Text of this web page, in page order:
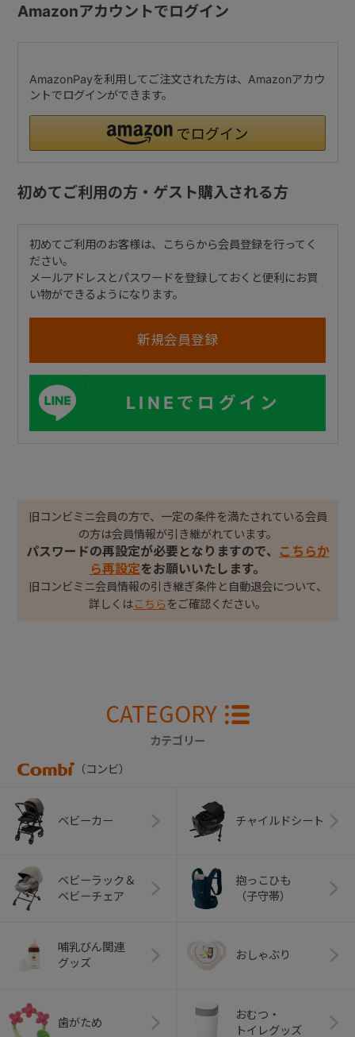
Amazonアカウントでログイン
AmazonPayを利用してご注文された方は、Amazonアカウ
ントでログインができます。
初めてご利用の方・ゲスト購入される方
初めてご利用のお客様は、こちらから会員登録を行ってく
ださい。
メールアドレスとパスワードを登録しておくと便利にお買
い物ができるようになります。
LINEでログイン
旧コンビミニ会員の方で、一定の条件を満たされている会員
の方は会員情報が引き継がれています。
パスワードの再設定が必要となりますので、
こちらか
ら再設定をお願いいたします。
旧コンビミニ会員情報の引き継ぎ条件と自動退会について、
詳しくはこちら をご確認ください。
CATEGORY
カテゴリー
（コンビ）
ベビーカー チャイルドシート
ベビーラック＆
ベビーチェア
抱っこひも
（子守帯）
哺乳びん関連
グッズ
おしゃぶり
歯がため
おむつ・
トイレグッズ